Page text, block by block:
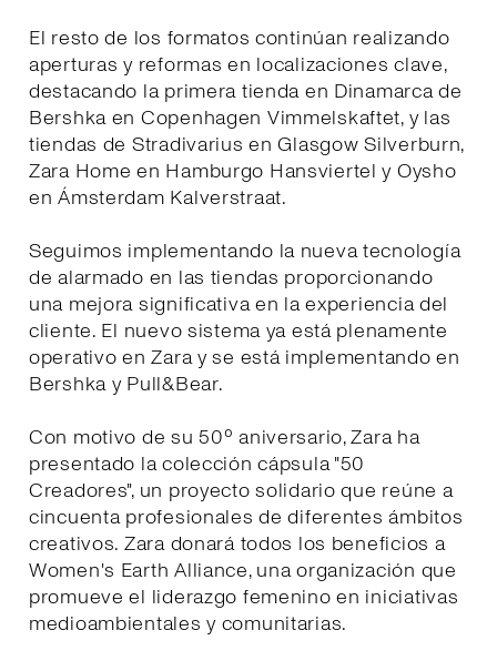
El resto de los formatos continúan realizando
aperturas y reformas en localizaciones clave,
destacando la primera tienda en Dinamarca de
Bershka en Copenhagen Vimmelskaftet, y las
tiendas de Stradivarius en Glasgow Silverburn,
Zara Home en Hamburgo Hansviertel y Oysho
en Ámsterdam Kalverstraat.
Seguimos implementando la nueva tecnología
de alarmado en las tiendas proporcionando
una mejora significativa en la experiencia del
cliente. El nuevo sistema ya está plenamente
operativo en Zara y se está implementando en
Bershka y Pull&Bear.
Con motivo de su 50º aniversario, Zara ha
presentado la colección cápsula "50
Creadores", un proyecto solidario que reúne a
cincuenta profesionales de diferentes ámbitos
creativos. Zara donará todos los beneficios a
Women's Earth Alliance, una organización que
promueve el liderazgo femenino en iniciativas
medioambientales y comunitarias.